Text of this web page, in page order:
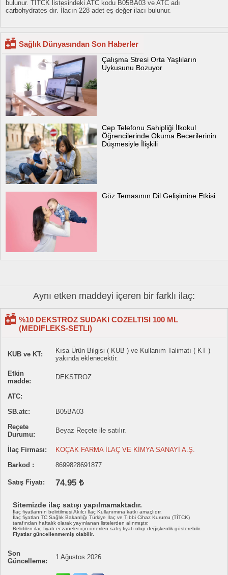
bulunur. TİTCK listesindeki ATC kodu B05BA03 ve ATC adı
carbohydrates dır. İlacın 228 adet eş değer ilacı bulunur.
Sağlık Dünyasından Son Haberler
Çalışma Stresi Orta Yaşlıların
Uykusunu Bozuyor
Cep Telefonu Sahipliği İlkokul
Öğrencilerinde Okuma Becerilerinin
Düşmesiyle İlişkili
Göz Temasının Dil Gelişimine Etkisi
Aynı etken maddeyi içeren bir farklı ilaç:
%10 DEKSTROZ SUDAKI COZELTISI 100 ML
(MEDIFLEKS-SETLI)
KUB ve KT:
Kısa Ürün Bilgisi ( KUB ) ve Kullanım Talimatı ( KT )
yakında eklenecektir.
Etkin
madde:
DEKSTROZ
ATC:
SB.atc:
B05BA03
Reçete
Durumu:
Beyaz Reçete ile satılır.
İlaç Firması:
KOÇAK FARMA İLAÇ VE KİMYA SANAYİ A.Ş.
Barkod :
8699828691877
Satış Fiyatı: 74.95 ₺
Sitemizde ilaç satışı yapılmamaktadır.
İlaç fiyatlarının belirtilmesi Akılcı İlaç Kullanımına katkı amaçlıdır.
İlaç fiyatları TC Sağlık Bakanlığı Türkiye İlaç ve Tıbbi Cihaz Kurumu (TİTCK)
tarafından haftalık olarak yayınlanan listelerden alınmıştır.
Belirtilen ilaç fiyatı eczaneler için önerilen satış fiyatı olup değişkenlik gösterebilir.
Fiyatlar güncellenmemiş olabilir.
Son
Güncelleme:
1 Ağustos 2026